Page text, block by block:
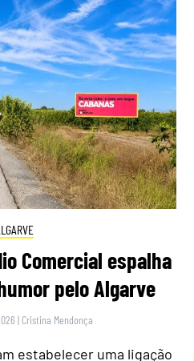
Comercial espalha
pelo Algarve
| Cristina Mendonça
estabelecer uma ligação